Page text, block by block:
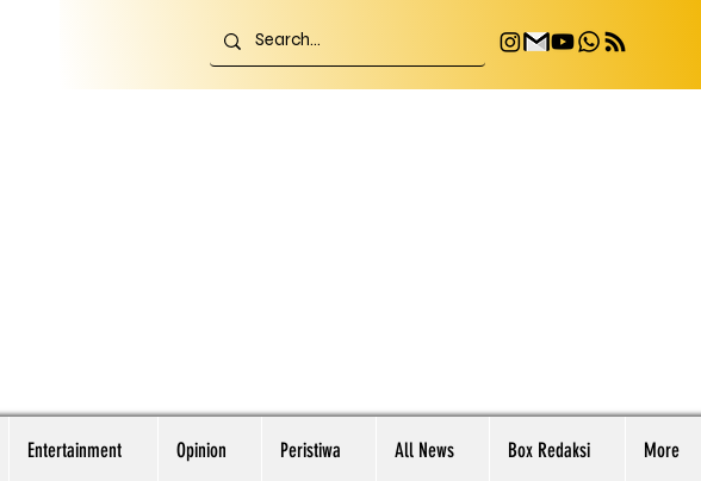
Entertainment Opinion Peristiwa All News Box Redaksi More